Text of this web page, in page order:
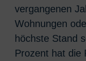
vergangenen
Wohnungen
höchste Stand
Prozent hat die